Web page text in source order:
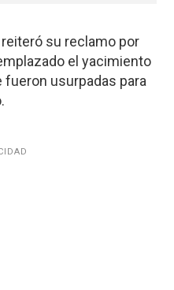
su reclamo por
el yacimiento
fueron usurpadas para